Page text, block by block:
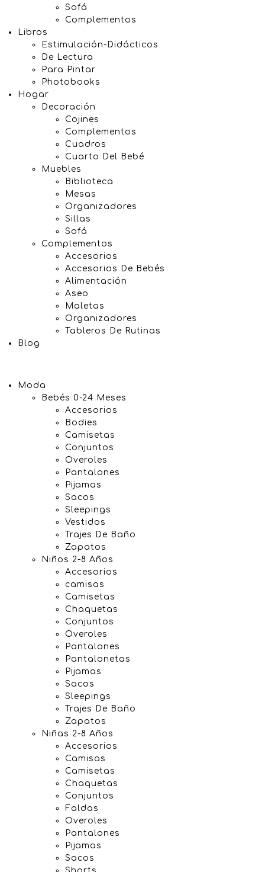
Sofá
Complementos
Libros
Estimulación-Didácticos
De Lectura
Para Pintar
Photobooks
Hogar
Decoración
Cojines
Complementos
Cuadros
Cuarto Del Bebé
Muebles
Biblioteca
Mesas
Organizadores
Sillas
Sofá
Complementos
Accesorios
Accesorios De Bebés
Alimentación
Aseo
Maletas
Organizadores
Tableros De Rutinas
Blog
Moda
Bebés 0-24 Meses
Accesorios
Bodies
Camisetas
Conjuntos
Overoles
Pantalones
Pijamas
Sacos
Sleepings
Vestidos
Trajes De Baño
Zapatos
Niños 2-8 Años
Accesorios
camisas
Camisetas
Chaquetas
Conjuntos
Overoles
Pantalones
Pantalonetas
Pijamas
Sacos
Sleepings
Trajes De Baño
Zapatos
Niñas 2-8 Años
Accesorios
Camisas
Camisetas
Chaquetas
Conjuntos
Faldas
Overoles
Pantalones
Pijamas
Sacos